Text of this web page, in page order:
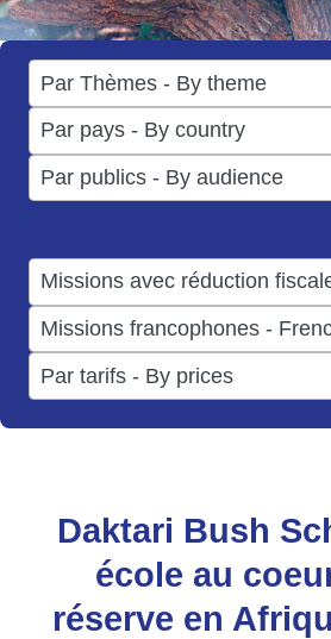
Par Thèmes - By theme
17
results
available
Par pays - By country
50
results
available
Par publics - By audience
results
result
available
result
available
Par tarifs - By prices
results
available
Daktari Bush
école au
réserve en